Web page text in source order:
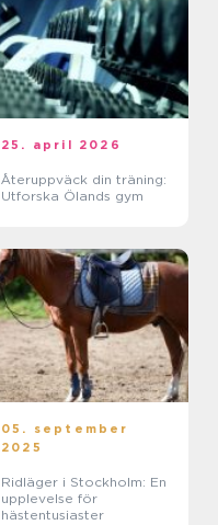
25. april 2026
Återuppväck din träning:
Utforska Ölands gym
05. september
2025
Ridläger i Stockholm: En
upplevelse för
hästentusiaster